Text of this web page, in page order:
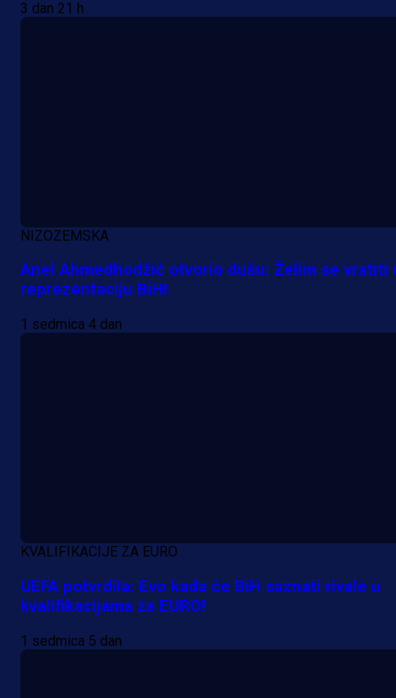
3 dan 21 h
NIZOZEMSKA
Anel Ahmedhodžić otvorio dušu: Želim se vratiti
reprezentaciju BiH!
1 sedmica 4 dan
KVALIFIKACIJE ZA EURO
UEFA potvrdila: Evo kada će BiH saznati rivale u
kvalifikacijama za EURO!
1 sedmica 5 dan